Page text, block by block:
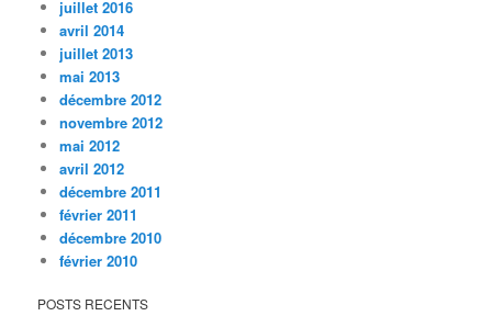
juillet 2016
avril 2014
juillet 2013
mai 2013
décembre 2012
novembre 2012
mai 2012
avril 2012
décembre 2011
février 2011
décembre 2010
février 2010
POSTS RECENTS